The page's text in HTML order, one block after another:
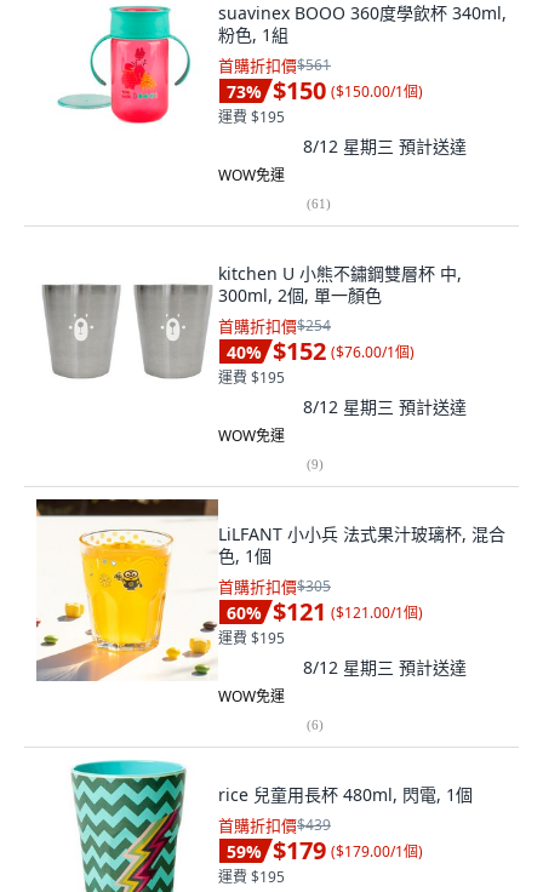
suavinex BOOO 360度學飲杯 340ml,
粉色, 1組
首購折扣價$561
73% $150 ($150.00/1個)
運費 $195
8/12 星期三 預計送達
WOW免運
(61)
kitchen U 小熊不鏽鋼雙層杯 中,
300ml, 2個, 單一顏色
首購折扣價$254
40% $152 ($76.00/1個)
運費 $195
8/12 星期三 預計送達
WOW免運
(9)
LiLFANT 小小兵 法式果汁玻璃杯, 混合
色, 1個
首購折扣價$305
60% $121 ($121.00/1個)
運費 $195
8/12 星期三 預計送達
WOW免運
(6)
rice 兒童用長杯 480ml, 閃電, 1個
首購折扣價$439
59% $179 ($179.00/1個)
運費 $195